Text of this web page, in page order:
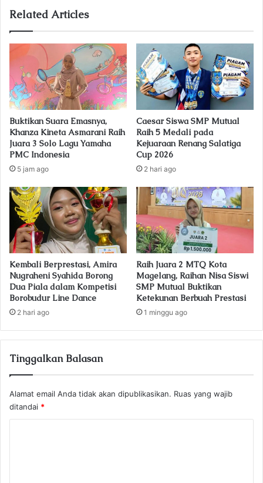
u
E
m
a
a
d
d
r
e
s
s
Related Articles
Buktikan Suara Emasnya,
Khanza Kineta Asmarani Raih
Juara 3 Solo Lagu Yamaha
PMC Indonesia
5 jam ago
Caesar Siswa SMP Mutual
Raih 5 Medali pada
Kejuaraan Renang Salatiga
Cup 2026
2 hari ago
Kembali Berprestasi, Amira
Nugraheni Syahida Borong
Dua Piala dalam Kompetisi
Borobudur Line Dance
2 hari ago
Raih Juara 2 MTQ Kota
Magelang, Raihan Nisa Siswi
SMP Mutual Buktikan
Ketekunan Berbuah Prestasi
1 minggu ago
Tinggalkan Balasan
Alamat email Anda tidak akan dipublikasikan. Ruas yang wajib
ditandai *